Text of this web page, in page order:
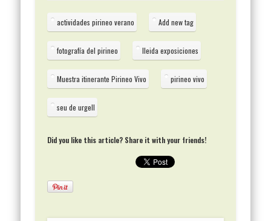
actividades pirineo verano Add new tag
fotografía del pirineo lleida exposiciones
Muestra itinerante Pirineo Vivo pirineo vivo
seu de urgell
Did you like this article? Share it with your friends!